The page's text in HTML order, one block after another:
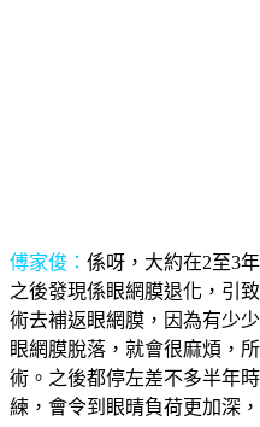
傅家俊： 係呀，大約在2至3
之後發現係眼網膜退化，引
術去補返眼網膜，因為有少
眼網膜脫落，就會很麻煩，
術。之後都停左差不多半年
練，會令到眼晴負荷更加深